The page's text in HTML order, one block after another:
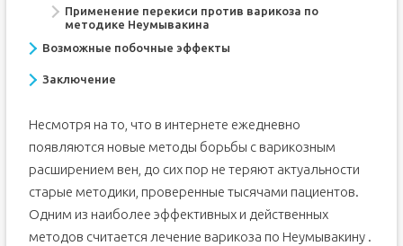
Применение перекиси против варикоза по
методике Неумывакина
Возможные побочные эффекты
Заключение
Несмотря на то, что в интернете ежедневно
появляются новые методы борьбы с варикозным
расширением вен, до сих пор не теряют актуальности
старые методики, проверенные тысячами пациентов.
Одним из наиболее эффективных и действенных
методов считается лечение варикоза по Неумывакину .